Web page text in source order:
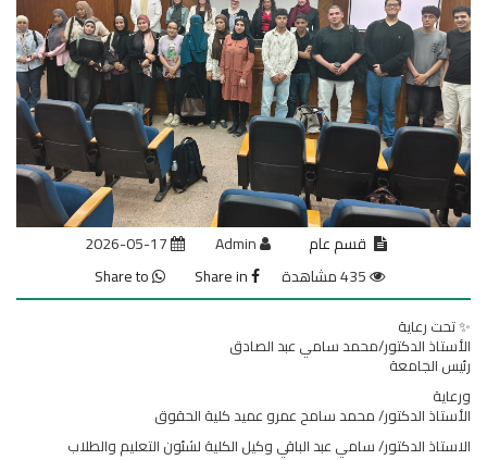
قسم عام
✨ تحت رعاية
الأستاذ الدكتور/محمد سامي عبد الصادق
رئيس الجامعة
ورعاية
الأستاذ الدكتور/ محمد سامح عمرو عميد كلية الحقوق
الاستاذ الدكتور/ سامي عبد الباقي وكيل الكلية لشئون التعليم والطلاب